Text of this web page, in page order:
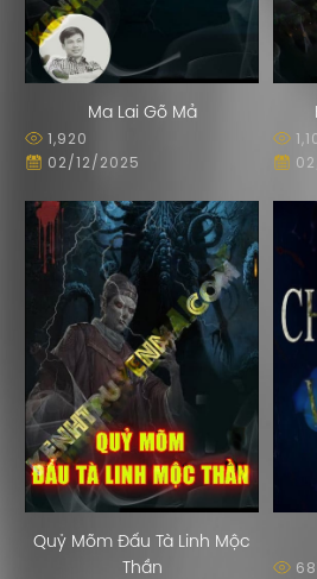
Ma Lai Gõ Mả
1,920
02/12/2025
Quỷ Mõm Đấu Tà Linh Mộc
Thần